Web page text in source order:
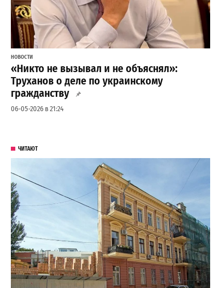
НОВОСТИ
«Никто не вызывал и не объяснял»:
Труханов о деле по украинскому
гражданству
06-05-2026 в 21:24
ЧИТАЮТ